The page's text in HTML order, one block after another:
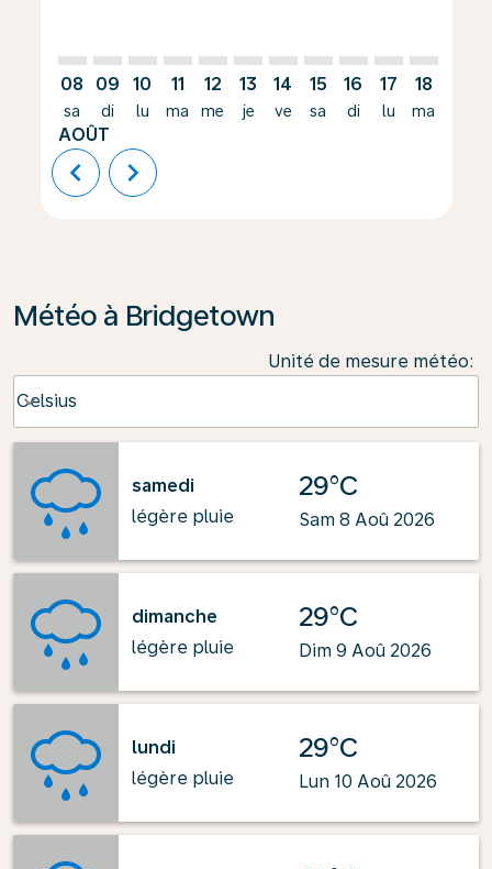
08
sa
AOÛT
09
di
10
lu
11
ma
12
me
13
je
14
ve
15
sa
16
di
17
lu
18
ma
chevron_left chevron_right
Météo à Bridgetown
Unité de mesure météo:
Celsius
keyboard_arrow_down
samedi
légère pluie
29°C
Sam 8 Aoû 2026
dimanche
légère pluie
29°C
Dim 9 Aoû 2026
lundi
légère pluie
29°C
Lun 10 Aoû 2026